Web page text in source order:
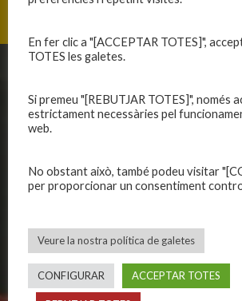
Història
Organització
Avís legal
Política de privadesa
Privadesa a les xarxes
Primer
Equips
CALENDARIS
En fer clic a "[ACCEPTAR TOTES]",
TOTES les galetes.
Si premeu "[REBUTJAR TOTES]", només
estrictament necessàries pel
web.
No obstant això, també podeu visitar
per proporcionar un consentiment
Veure la nostra política de galetes
CONFIGURAR ACCEPTAR TOTES